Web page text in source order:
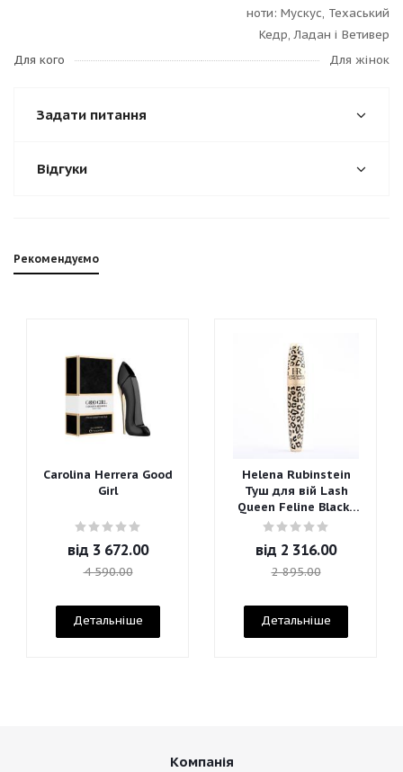
ноти: Мускус, Техаський
Кедр, Ладан і Ветивер
Для кого
Для жінок
Задати питання
Відгуки
Рекомендуємо
Carolina Herrera Good
Girl
від 3 672.00
4 590.00
Детальніше
Helena Rubinstein
Туш для вій Lash
Queen Feline Blacks
Mascara
від 2 316.00
2 895.00
Детальніше
Компанія